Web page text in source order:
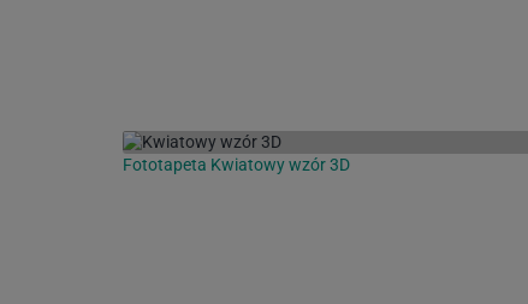
Fototapeta Kwiatowy wzór 3D